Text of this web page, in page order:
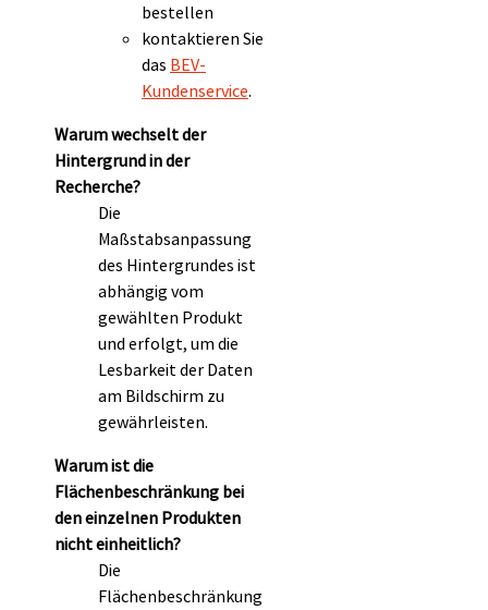
bestellen
kontaktieren Sie
das BEV-
Kundenservice.
Warum wechselt der
Hintergrund in der
Recherche?
Die
Maßstabsanpassung
des Hintergrundes ist
abhängig vom
gewählten Produkt
und erfolgt, um die
Lesbarkeit der Daten
am Bildschirm zu
gewährleisten.
Warum ist die
Flächenbeschränkung bei
den einzelnen Produkten
nicht einheitlich?
Die
Flächenbeschränkung